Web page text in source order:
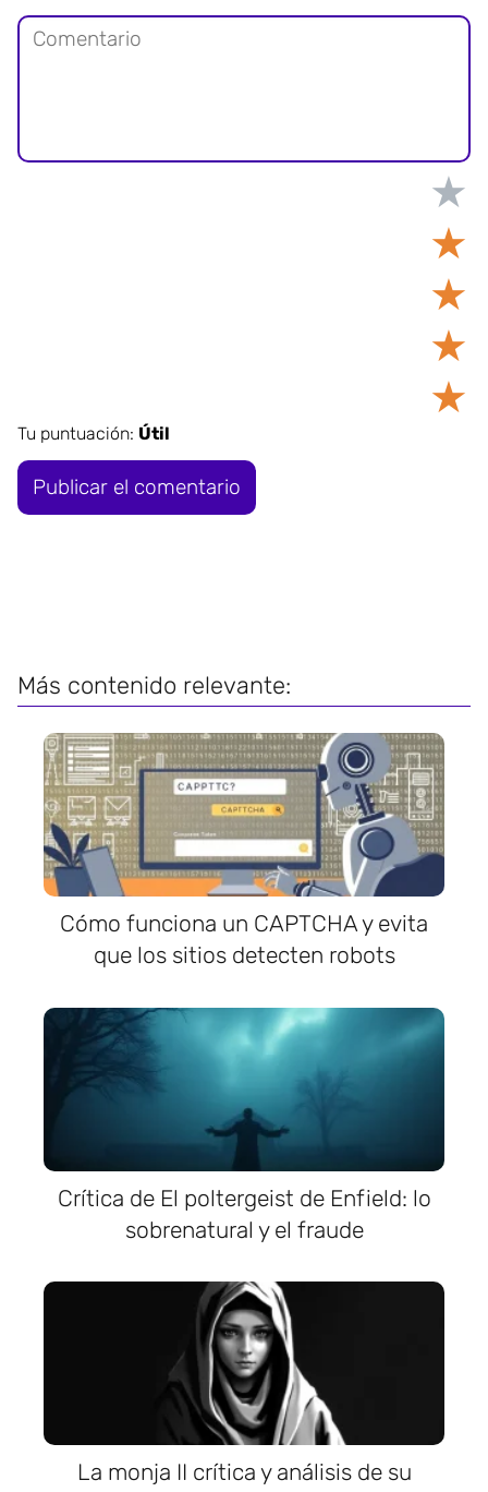
★
★
★
★
★
Tu puntuación: Útil
Más contenido relevante:
Cómo funciona un CAPTCHA y evita
que los sitios detecten robots
Crítica de El poltergeist de Enfield: lo
sobrenatural y el fraude
La monja II crítica y análisis de su